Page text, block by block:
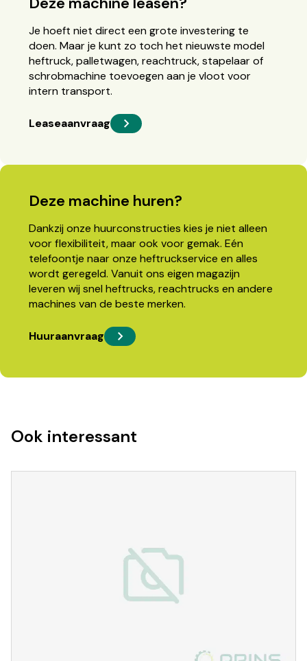
Je hoeft niet direct een grote investering te
doen. Maar je kunt zo toch het nieuwste model
heftruck, palletwagen, reachtruck, stapelaar of
schrobmachine toevoegen aan je vloot voor
intern transport.
Leaseaanvraag
Deze machine huren?
Dankzij onze huurconstructies kies je niet alleen
voor flexibiliteit, maar ook voor gemak. Eén
telefoontje naar onze heftruckservice en alles
wordt geregeld. Vanuit ons eigen magazijn
leveren wij snel heftrucks, reachtrucks en andere
machines van de beste merken.
Huuraanvraag
Ook interessant